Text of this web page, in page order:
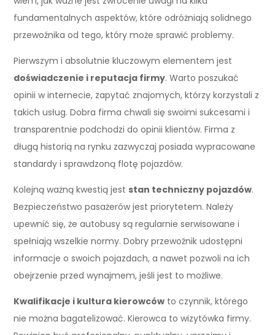
fundamentalnych aspektów, które odróżniają solidnego
przewoźnika od tego, który może sprawić problemy.
Pierwszym i absolutnie kluczowym elementem jest
doświadczenie i reputacja firmy. Warto poszukać
opinii w internecie, zapytać znajomych, którzy korzystali z
takich usług. Dobra firma chwali się swoimi sukcesami i
transparentnie podchodzi do opinii klientów. Firma z
długą historią na rynku zazwyczaj posiada wypracowane
standardy i sprawdzoną flotę pojazdów.
Kolejną ważną kwestią jest stan techniczny pojazdów.
Bezpieczeństwo pasażerów jest priorytetem. Należy
upewnić się, że autobusy są regularnie serwisowane i
spełniają wszelkie normy. Dobry przewoźnik udostępni
informacje o swoich pojazdach, a nawet pozwoli na ich
obejrzenie przed wynajmem, jeśli jest to możliwe.
Kwalifikacje i kultura kierowców to czynnik, którego
nie można bagatelizować. Kierowca to wizytówka firmy.